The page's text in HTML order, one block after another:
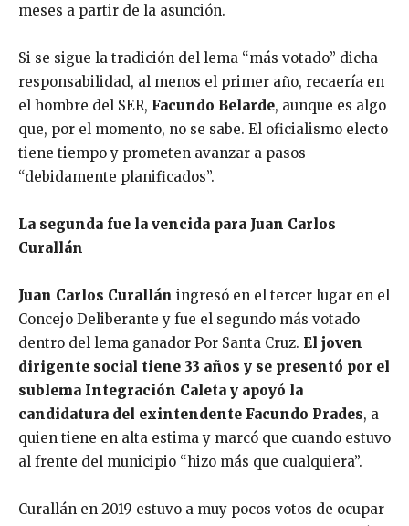
meses a partir de la asunción.
Si se sigue la tradición del lema “más votado” dicha
responsabilidad, al menos el primer año, recaería en
el hombre del SER, Facundo Belarde, aunque es algo
que, por el momento, no se sabe. El oficialismo electo
tiene tiempo y prometen avanzar a pasos
“debidamente planificados”.
La segunda fue la vencida para Juan Carlos
Curallán
Juan Carlos Curallán ingresó en el tercer lugar en el
Concejo Deliberante y fue el segundo más votado
dentro del lema ganador Por Santa Cruz. El joven
dirigente social tiene 33 años y se presentó por el
sublema Integración Caleta y apoyó la
candidatura del exintendente Facundo Prades, a
quien tiene en alta estima y marcó que cuando estuvo
al frente del municipio “hizo más que cualquiera”.
Curallán en 2019 estuvo a muy pocos votos de ocupar